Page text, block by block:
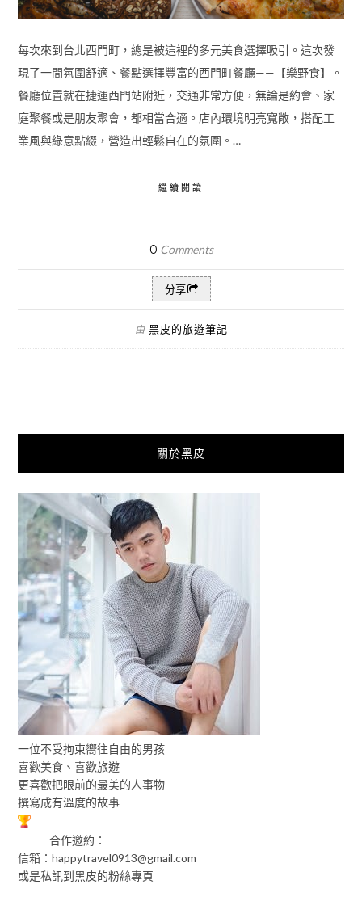
每次來到台北西門町，總是被這裡的多元美食選擇吸引。這次發
現了一間氛圍舒適、餐點選擇豐富的西門町餐廳——【樂野食】。
餐廳位置就在捷運西門站附近，交通非常方便，無論是約會、家
庭聚餐或是朋友聚會，都相當合適。店內環境明亮寬敞，搭配工
業風與綠意點綴，營造出輕鬆自在的氛圍。…
繼續閱讀
0 Comments
分享
由 黑皮的旅遊筆記
關於黑皮
一位不受拘束嚮往自由的男孩
喜歡美食、喜歡旅遊
更喜歡把眼前的最美的人事物
撰寫成有溫度的故事
合作邀約：
信箱：happytravel0913@gmail.com
或是私訊到黑皮的粉絲專頁